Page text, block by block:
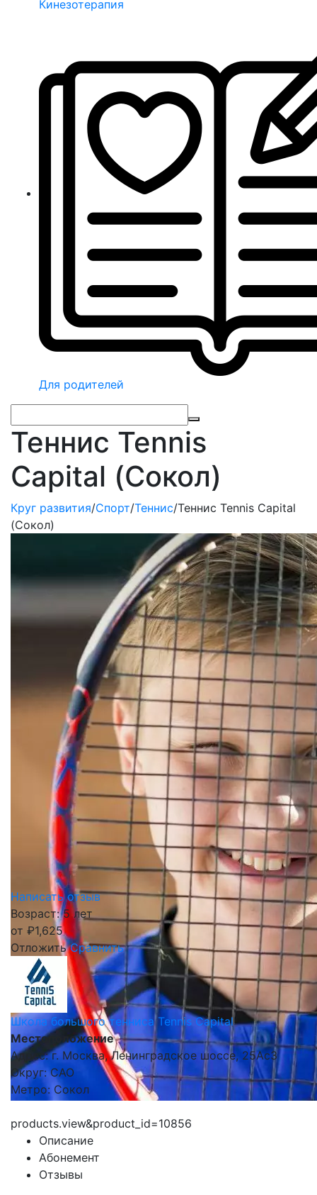
Кинезотерапия
Для родителей
Теннис Tennis
Capital (Сокол)
Круг развития/Спорт/Теннис/Теннис Tennis Capital
(Сокол)
Написать отзыв
Возраст: 5 лет
от ₽1,625
Отложить Сравнить
Школа большого тенниса Tennis Capital
Местоположение
Адрес: г. Москва, Ленинградское шоссе, 25Ас3
Округ: САО
Метро: Сокол
products.view&product_id=10856
Описание
Абонемент
Отзывы